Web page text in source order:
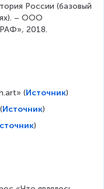
России (базовый
– ООО
2018.
(Источник)
Источник)
)